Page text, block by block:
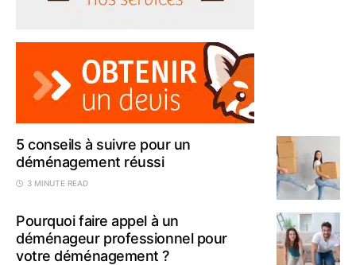
5 conseils à suivre pour un
déménagement réussi
3 MINUTE READ
Pourquoi faire appel à un
déménageur professionnel pour
votre déménagement ?